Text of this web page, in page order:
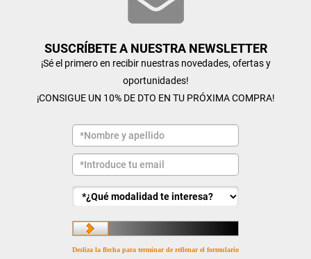
SUSCRÍBETE A NUESTRA NEWSLETTER
¡Sé el primero en recibir nuestras novedades, ofertas y
oportunidades!
¡CONSIGUE UN 10% DE DTO EN TU PRÓXIMA COMPRA!
Desliza la flecha para terminar de rellenar el formulario